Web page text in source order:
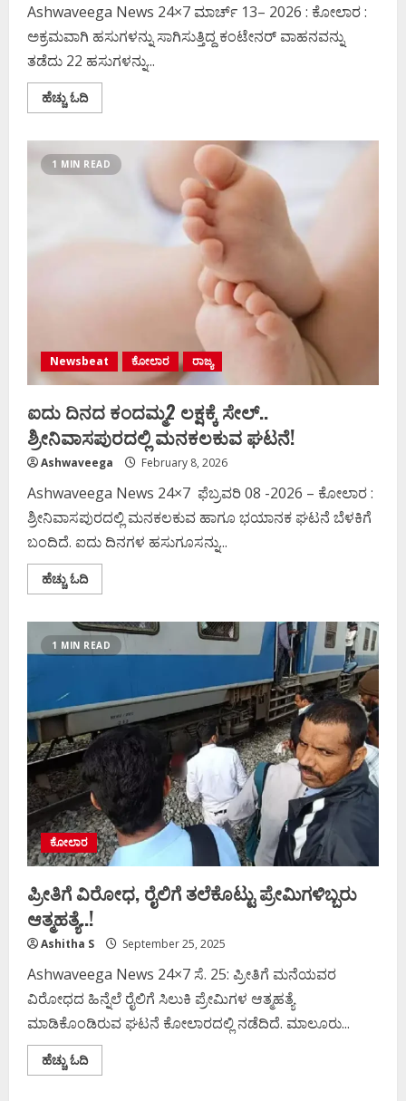
Ashwaveega News 24×7 ಮಾರ್ಚ್‌ 13– 2026 : ಕೋಲಾರ :
ಅಕ್ರಮವಾಗಿ ಹಸುಗಳನ್ನು ಸಾಗಿಸುತ್ತಿದ್ದ ಕಂಟೇನರ್ ವಾಹನವನ್ನು
ತಡೆದು 22 ಹಸುಗಳನ್ನು...
ಹೆಚ್ಚು ಓದಿRead
more
ಹಸು
ರಕ್ಷಣೆ
1 MIN READ
Newsbeat ಕೋಲಾರ ರಾಜ್ಯ
ಐದು ದಿನದ ಕಂದಮ್ಮ2 ಲಕ್ಷಕ್ಕೆ ಸೇಲ್‌..
ಶ್ರೀನಿವಾಸಪುರದಲ್ಲಿ ಮನಕಲಕುವ ಘಟನೆ!
Ashwaveega February 8, 2026
Ashwaveega News 24×7 ಫೆಬ್ರವರಿ 08 -2026 – ಕೋಲಾರ :
ಶ್ರೀನಿವಾಸಪುರದಲ್ಲಿ ಮನಕಲಕುವ ಹಾಗೂ ಭಯಾನಕ ಘಟನೆ ಬೆಳಕಿಗೆ
ಬಂದಿದೆ. ಐದು ದಿನಗಳ ಹಸುಗೂಸನ್ನು...
ಹೆಚ್ಚು ಓದಿRead
more
ದಿನದ
ಕಂದಮ್ಮ2
ಲಕ್ಷಕ್ಕೆ
ಮನಕಲಕುವ
ಘಟನೆ!
1 MIN READ
ಕೋಲಾರ
ಪ್ರೀತಿಗೆ ವಿರೋಧ, ರೈಲಿಗೆ ತಲೆಕೊಟ್ಟು ಪ್ರೇಮಿಗಳಿಬ್ಬರು
ಆತ್ಮಹತ್ಯೆ..!
Ashitha S September 25, 2025
Ashwaveega News 24×7 ಸೆ. 25: ಪ್ರೀತಿಗೆ ಮನೆಯವರ
ವಿರೋಧದ ಹಿನ್ನೆಲೆ ರೈಲಿಗೆ ಸಿಲುಕಿ ಪ್ರೇಮಿಗಳ ಆತ್ಮಹತ್ಯೆ
ಮಾಡಿಕೊಂಡಿರುವ ಘಟನೆ ಕೋಲಾರದಲ್ಲಿ ನಡೆದಿದೆ. ಮಾಲೂರು...
ಹೆಚ್ಚು ಓದಿRead
more